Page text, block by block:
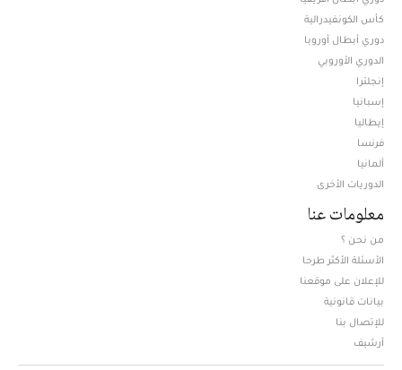
كأس الكونفيدرالية
دوري أبطال أوروبا
الدوري الأوروبي
إنجلترا
إسبانيا
إيطاليا
فرنسا
ألمانيا
الدوريات الأخرى
معلومات عنا
من نحن ؟
الأسئلة الأكثر طرحا
للإعلان على موقعنا
بيانات قانونية
للإتصال بنا
أرشيف